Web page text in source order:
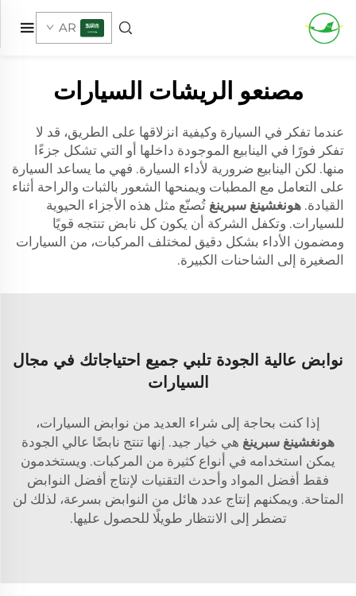
AR
مصنعو الريشات السيارات
عندما تفكر في السيارة وكيفية انزلاقها على الطريق، قد لا
تفكر فورًا في الينابيع الموجودة داخلها أو التي تشكل جزءًا
منها. لكن الينابيع ضرورية لأداء السيارة. فهي ما يساعد السيارة
على التعامل مع المطبات ويمنحها الشعور بالثبات والراحة أثناء
القيادة. هونغشينغ سبرينغ تُصنّع مثل هذه الأجزاء الحيوية
للسيارات. وتكفل الشركة أن يكون كل نابض تنتجه قويًا
ومضمون الأداء بشكل دقيق لمختلف المركبات، من السيارات
الصغيرة إلى الشاحنات الكبيرة.
نوابض عالية الجودة تلبي جميع احتياجاتك في مجال
السيارات
إذا كنت بحاجة إلى شراء العديد من نوابض السيارات،
هونغشينغ سبرينغ هي خيار جيد. إنها تنتج نابضًا عالي الجودة
يمكن استخدامه في أنواع كثيرة من المركبات. ويستخدمون
فقط أفضل المواد وأحدث التقنيات لإنتاج أفضل النوابض
المتاحة. ويمكنهم إنتاج عدد هائل من النوابض بسرعة، لذلك لن
تضطر إلى الانتظار طويلًا للحصول عليها.